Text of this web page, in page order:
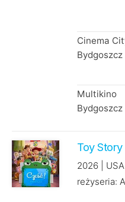
Cinema
Bydgoszcz
Multikino
Bydgoszcz
Toy
2026 |
reżyseria: